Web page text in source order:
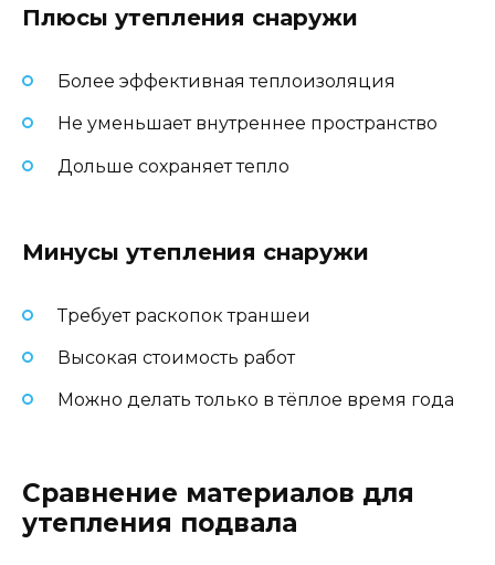
Плюсы утепления снаружи
Более эффективная теплоизоляция
Не уменьшает внутреннее пространство
Дольше сохраняет тепло
Минусы утепления снаружи
Требует раскопок траншеи
Высокая стоимость работ
Можно делать только в тёплое время года
Сравнение материалов для
утепления подвала